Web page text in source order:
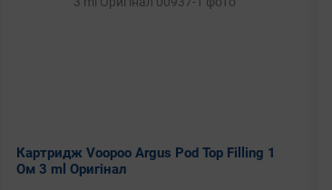
Картридж Voopoo Argus Pod Top Filling 1
Ом 3 ml Оригінал